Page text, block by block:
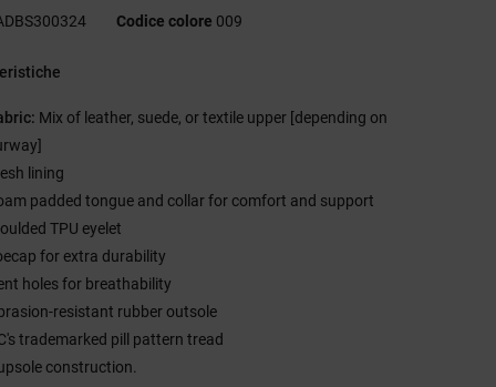
Codice colore 009
Mix of leather, suede, or textile upper [depending on
lining
padded tongue and collar for comfort and support
TPU eyelet
for extra durability
holes for breathability
resistant rubber outsole
trademarked pill pattern tread
construction.